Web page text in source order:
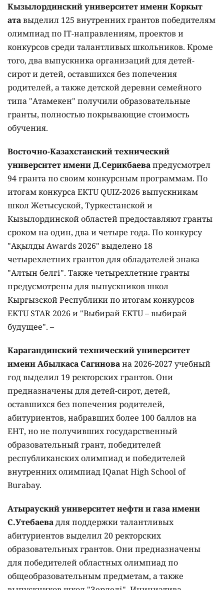
Кызылординский университет имени Коркыт
атавыделил 125 внутренних грантов победителям
олимпиад по IT-направлениям, проектов и
конкурсов среди талантливых школьников. Кроме
того, два выпускника организаций для детей-
сирот и детей, оставшихся без попечения
родителей, а также детской деревни семейного
типа "Атамекен" получили образовательные
гранты, полностью покрывающие стоимость
обучения.
Восточно-Казахстанский технический
университет имени Д.Серикбаевапредусмотрел
94 гранта по своим конкурсным программам. По
итогам конкурса EKTU QUIZ-2026 выпускникам
школ Жетысуской, Туркестанской и
Кызылординской областей предоставляют гранты
сроком на один, два и четыре года. По конкурсу
"Ақылды Awards 2026" выделено 18
четырехлетних грантов для обладателей знака
"Алтын белгі". Также четырехлетние гранты
предусмотрены для выпускников школ
Кыргызской Республики по итогам конкурсов
EKTU STAR 2026 и "Выбирай EKTU – выбирай
будущее". –
Карагандинский технический университет
имени Абылкаса Сагинована 2026-2027 учебный
год выделил 19 ректорских грантов. Они
предназначены для детей-сирот, детей,
оставшихся без попечения родителей,
абитуриентов, набравших более 100 баллов на
ЕНТ, но не получивших государственный
образовательный грант, победителей
республиканских олимпиад и победителей
внутренних олимпиад IQanat High School of
Burabay.
Атырауский университет нефти и газа имени
С.Утебаевадля поддержки талантливых
абитуриентов выделил 20 ректорских
образовательных грантов. Они предназначены
для победителей областных олимпиад по
общеобразовательным предметам, а также